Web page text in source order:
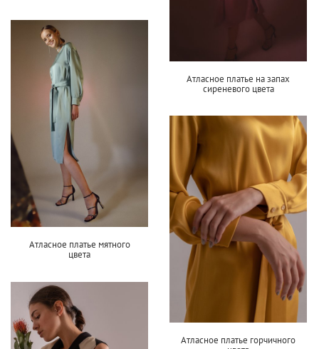
Атласное платье на запах
сиреневого цвета
Атласное платье мятного
цвета
Атласное платье горчичного